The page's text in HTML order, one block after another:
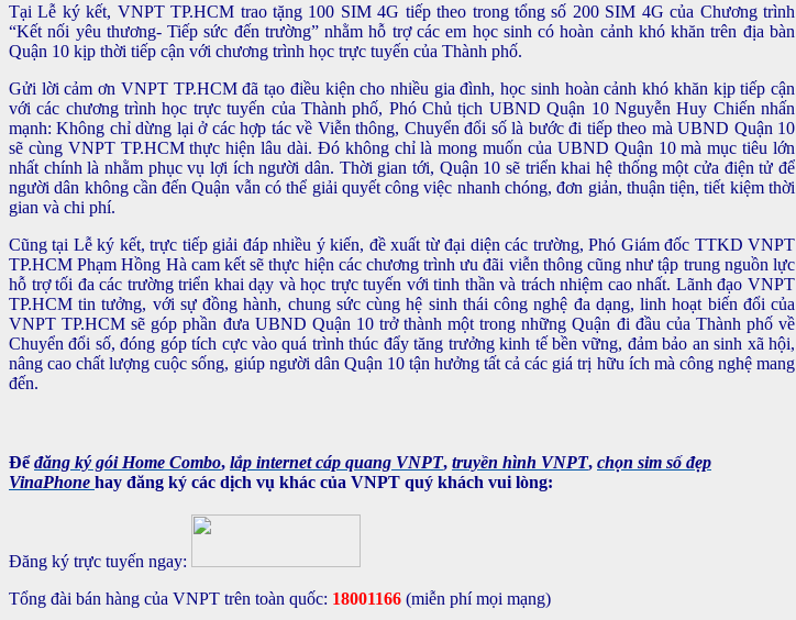
Tại Lễ ký kết, VNPT TP.HCM trao tặng 100 SIM 4G tiếp theo trong tổng số 200 SIM 4G của Chương trình
“Kết nối yêu thương- Tiếp sức đến trường” nhằm hỗ trợ các em học sinh có hoàn cảnh khó khăn trên địa bàn
Quận 10 kịp thời tiếp cận với chương trình học trực tuyến của Thành phố.
Gửi lời cảm ơn VNPT TP.HCM đã tạo điều kiện cho nhiều gia đình, học sinh hoàn cảnh khó khăn kịp tiếp cận
với các chương trình học trực tuyến của Thành phố, Phó Chủ tịch UBND Quận 10 Nguyễn Huy Chiến nhấn
mạnh: Không chỉ dừng lại ở các hợp tác về Viễn thông, Chuyển đổi số là bước đi tiếp theo mà UBND Quận 10
sẽ cùng VNPT TP.HCM thực hiện lâu dài. Đó không chỉ là mong muốn của UBND Quận 10 mà mục tiêu lớn
nhất chính là nhằm phục vụ lợi ích người dân. Thời gian tới, Quận 10 sẽ triển khai hệ thống một cửa điện tử để
người dân không cần đến Quận vẫn có thể giải quyết công việc nhanh chóng, đơn giản, thuận tiện, tiết kiệm thời
gian và chi phí.
Cũng tại Lễ ký kết, trực tiếp giải đáp nhiều ý kiến, đề xuất từ đại diện các trường, Phó Giám đốc TTKD VNPT
TP.HCM Phạm Hồng Hà cam kết sẽ thực hiện các chương trình ưu đãi viễn thông cũng như tập trung nguồn lực
hỗ trợ tối đa các trường triển khai dạy và học trực tuyến với tinh thần và trách nhiệm cao nhất. Lãnh đạo VNPT
TP.HCM tin tưởng, với sự đồng hành, chung sức cùng hệ sinh thái công nghệ đa dạng, linh hoạt biến đổi của
VNPT TP.HCM sẽ góp phần đưa UBND Quận 10 trở thành một trong những Quận đi đầu của Thành phố về
Chuyển đổi số, đóng góp tích cực vào quá trình thúc đẩy tăng trưởng kinh tế bền vững, đảm bảo an sinh xã hội,
nâng cao chất lượng cuộc sống, giúp người dân Quận 10 tận hưởng tất cả các giá trị hữu ích mà công nghệ mang
đến.
Đểđăng ký gói Home Combo, lắp internet cáp quang VNPT, truyền hình VNPT, chọn sim số đẹp
VinaPhone hay đăng ký các dịch vụ khác của VNPT quý khách vui lòng:
Đăng ký trực tuyến ngay:
Tổng đài bán hàng của VNPT trên toàn quốc: 18001166 (miễn phí mọi mạng)